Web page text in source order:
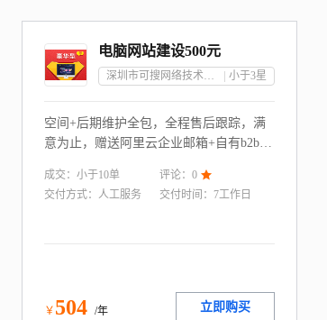
电脑网站建设500元
深圳市可搜网络技术有限公司 小于3星
空间+后期维护全包，全程售后跟踪，满
意为止，赠送阿里云企业邮箱+自有b2b平
成交： 小于10单 评论： 0 
交付方式： 人工服务 交付时间： 7工作日
￥ 504 /年 立即购买